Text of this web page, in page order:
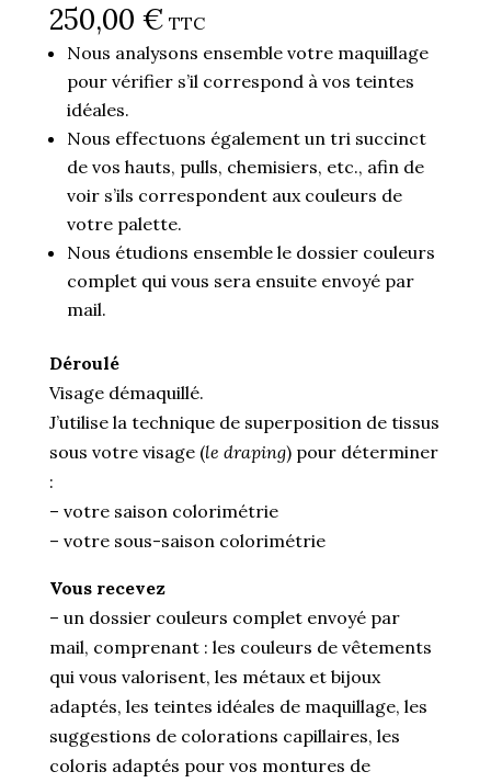
250,00 € TTC
Nous analysons ensemble votre maquillage
pour vérifier s’il correspond à vos teintes
idéales.
Nous effectuons également un tri succinct
de vos hauts, pulls, chemisiers, etc., afin de
voir s’ils correspondent aux couleurs de
votre palette.
Nous étudions ensemble le dossier couleurs
complet qui vous sera ensuite envoyé par
mail.
Déroulé
Visage démaquillé.
J’utilise la technique de superposition de tissus
sous votre visage (le draping) pour déterminer
:
– votre saison colorimétrie
– votre sous-saison colorimétrie
Vous recevez
– un dossier couleurs complet envoyé par
mail, comprenant : les couleurs de vêtements
qui vous valorisent, les métaux et bijoux
adaptés, les teintes idéales de maquillage, les
suggestions de colorations capillaires, les
coloris adaptés pour vos montures de